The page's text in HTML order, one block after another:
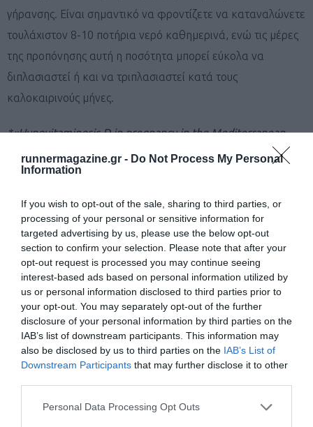
runnermagazine.gr - Do Not Process My Personal
Information
If you wish to opt-out of the sale, sharing to third parties, or
processing of your personal or sensitive information for
targeted advertising by us, please use the below opt-out
section to confirm your selection. Please note that after your
opt-out request is processed you may continue seeing
interest-based ads based on personal information utilized by
us or personal information disclosed to third parties prior to
your opt-out. You may separately opt-out of the further
disclosure of your personal information by third parties on the
IAB’s list of downstream participants. This information may
also be disclosed by us to third parties on the IAB’s List of
Downstream Participants that may further disclose it to other
Personal Data Processing Opt Outs
γήρανσης. Είναι σημαντικό να φροντίζετε να καταναλώνετε
τουλάχιστον 8-10 ποτήρια νερό καθημερινά, ενώ τις μέρες
της προπόνησης αυτή η ποσότητα μπορεί εύκολα να
διπλασιαστεί ή και να τριπλασιαστεί κατά τους
καλοκαιρινούς μήνες.
*«Hypovitaminosis D in pregnancy in the Mediterranean
region: a systematic review. European journal of clinical
nutrition». Karras S, Paschou SA, Kandaraki E, Anagnostis P,
Δημοσίευση στο Runner 91, της Ειρήνης Χριστάκη, Κλινικής
Διαιτολόγου – Διατροφολόγου, MSc.M Υποψήφια Διδάκτωρ
Ιατρικής Σχολής Αθηνών
Μάθετε πρώτοι όλα τα νέα για το τρέξιμο στην Ελλάδα
και τον κόσμο στοGoogleNews του Runnermagazine
Ακολουθήστε το Runnermagazine σε Instagram,